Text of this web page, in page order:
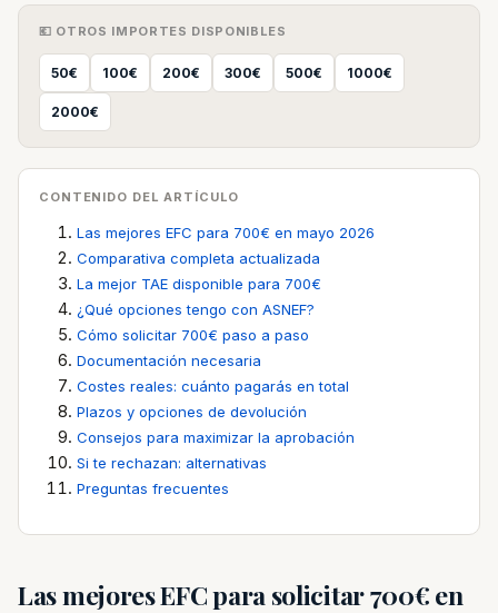
💶 OTROS IMPORTES DISPONIBLES
50€ 100€ 200€ 300€ 500€ 1000€
2000€
CONTENIDO DEL ARTÍCULO
Las mejores EFC para 700€ en mayo 2026
Comparativa completa actualizada
La mejor TAE disponible para 700€
¿Qué opciones tengo con ASNEF?
Cómo solicitar 700€ paso a paso
Documentación necesaria
Costes reales: cuánto pagarás en total
Plazos y opciones de devolución
Consejos para maximizar la aprobación
Si te rechazan: alternativas
Preguntas frecuentes
Las mejores EFC para solicitar 700€ en